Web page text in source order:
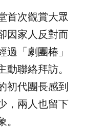
首次觀賞大眾
因家人反對而
過「劇團椿」
聯絡拜訪。
初代團長感到
，兩人也留下
。